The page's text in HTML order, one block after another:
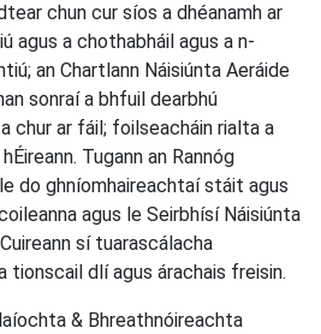
chun cur síos a dhéanamh ar
agus a chothabháil agus a n-
an Chartlann Náisiúnta Aeráide
sonraí a bhfuil dearbhú
chur ar fáil; foilseacháin rialta a
Tugann an Rannóg
do ghníomhaireachtaí stáit agus
agus le Seirbhísí Náisiúnta
sí tuarascálacha
tionscail dlí agus árachais freisin.
& Bhreathnóireachta